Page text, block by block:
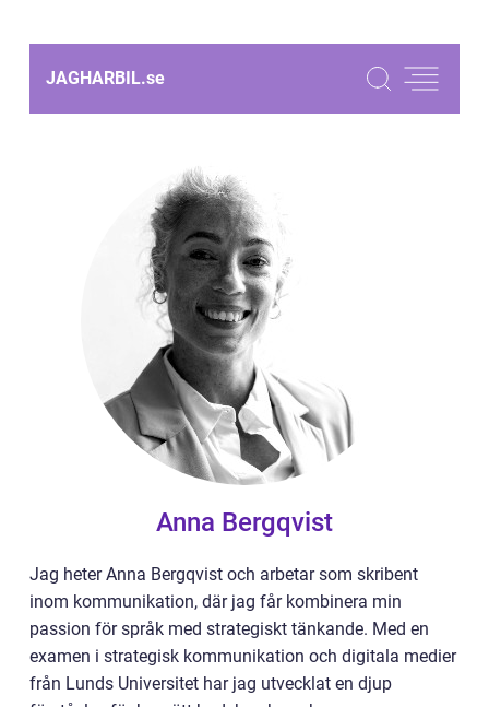
JAGHARBIL.se
Anna Bergqvist
Jag heter Anna Bergqvist och arbetar som skribent
inom kommunikation, där jag får kombinera min
passion för språk med strategiskt tänkande. Med en
examen i strategisk kommunikation och digitala medier
från Lunds Universitet har jag utvecklat en djup